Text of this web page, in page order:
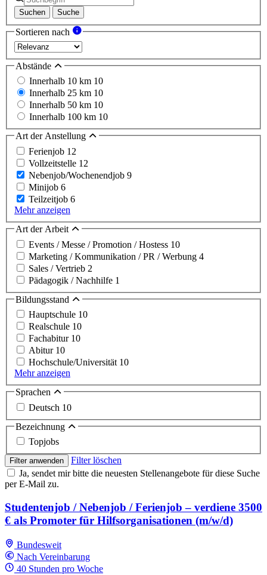
Suchen Suche
Sortieren nach
Abstände
Innerhalb 10 km 10
Innerhalb 25 km 10
Innerhalb 50 km 10
Innerhalb 100 km 10
Art der Anstellung
Ferienjob 12
Vollzeitstelle 12
Nebenjob/Wochenendjob 9
Minijob 6
Teilzeitjob 6
Mehr anzeigen
Art der Arbeit
Events / Messe / Promotion / Hostess 10
Marketing / Kommunikation / PR / Werbung 4
Sales / Vertrieb 2
Pädagogik / Nachhilfe 1
Bildungsstand
Hauptschule 10
Realschule 10
Fachabitur 10
Abitur 10
Hochschule/Universität 10
Mehr anzeigen
Sprachen
Deutsch 10
Bezeichnung
Topjobs
Filter anwenden
Filter löschen
Ja, sendet mir bitte die neuesten Stellenangebote für diese Suche
per E-Mail zu.
Studentenjob / Nebenjob / Ferienjob – verdiene 3500
€ als Promoter für Hilfsorganisationen (m/w/d)
Bundesweit
Nach Vereinbarung
40 Stunden pro Woche